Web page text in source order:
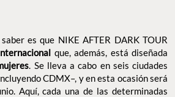
es que NIKE AFTER DARK TOUR
que, además, está diseñada
. Se lleva a cabo en seis ciudades
CDMX–, y en esta ocasión será
Aquí, cada una de las determinadas